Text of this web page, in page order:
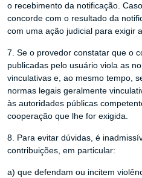
o recebimento da notificação.
concorde com o resultado da
com uma ação judicial para exigir
7. Se o provedor constatar que o
publicadas pelo usuário viola as
vinculativas e, ao mesmo tempo,
normas legais geralmente
às autoridades públicas
cooperação que lhe for exigida.
8. Para evitar dúvidas, é
contribuições, em particular:
a) que defendam ou incitem